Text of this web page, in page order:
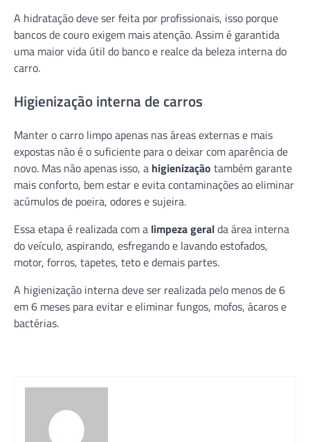
A hidratação deve ser feita por profissionais, isso porque
bancos de couro exigem mais atenção. Assim é garantida
uma maior vida útil do banco e realce da beleza interna do
carro.
Higienização interna de carros
Manter o carro limpo apenas nas áreas externas e mais
expostas não é o suficiente para o deixar com aparência de
novo. Mas não apenas isso, a higienização também garante
mais conforto, bem estar e evita contaminações ao eliminar
acúmulos de poeira, odores e sujeira.
Essa etapa é realizada com a limpeza geralda área interna
do veículo, aspirando, esfregando e lavando estofados,
motor, forros, tapetes, teto e demais partes.
A higienização interna deve ser realizada pelo menos de 6
em 6 meses para evitar e eliminar fungos, mofos, ácaros e
bactérias.